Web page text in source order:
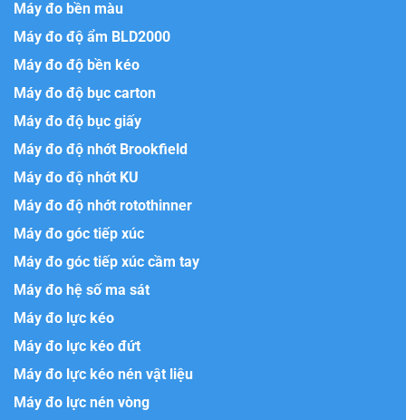
Máy đo bền màu
Máy đo độ ẩm BLD2000
Máy đo độ bền kéo
Máy đo độ bục carton
Máy đo độ bục giấy
Máy đo độ nhớt Brookfield
Máy đo độ nhớt KU
Máy đo độ nhớt rotothinner
Máy đo góc tiếp xúc
Máy đo góc tiếp xúc cầm tay
Máy đo hệ số ma sát
Máy đo lực kéo
Máy đo lực kéo đứt
Máy đo lực kéo nén vật liệu
Máy đo lực nén vòng